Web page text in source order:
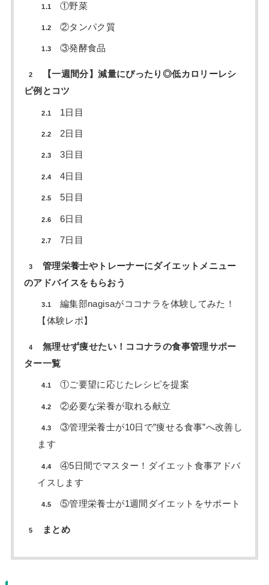
1.1 ①野菜
1.2 ②タンパク質
1.3 ③発酵食品
2
【一週間分】減量にぴったり◎低カロリーレシ
ピ例とコツ
2.1 1日目
2.2 2日目
2.3 3日目
2.4 4日目
2.5 5日目
2.6 6日目
2.7 7日目
3
管理栄養士やトレーナーにダイエットメニュー
のアドバイスをもらおう
3.1
編集部nagisaがココナラを体験してみた！
【体験レポ】
4
無理せず痩せたい！ココナラの食事管理サポー
ター一覧
4.1 ①ご要望に応じたレシピを提案
4.2 ②必要な栄養が取れる献立
4.3
③管理栄養士が10日で”痩せる食事”へ改善し
ます
4.4
④5日間でマスター！ダイエット食事アドバ
イスします
4.5 ⑤管理栄養士が1週間ダイエットをサポート
5 まとめ